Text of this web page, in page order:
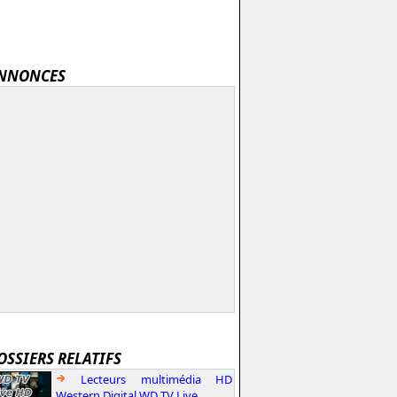
RELATIFS
Lecteurs multimédia HD